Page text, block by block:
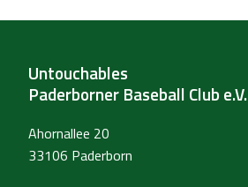
Untouchables
Paderborner Baseball Club e.V.
Ahornallee 20
33106 Paderborn